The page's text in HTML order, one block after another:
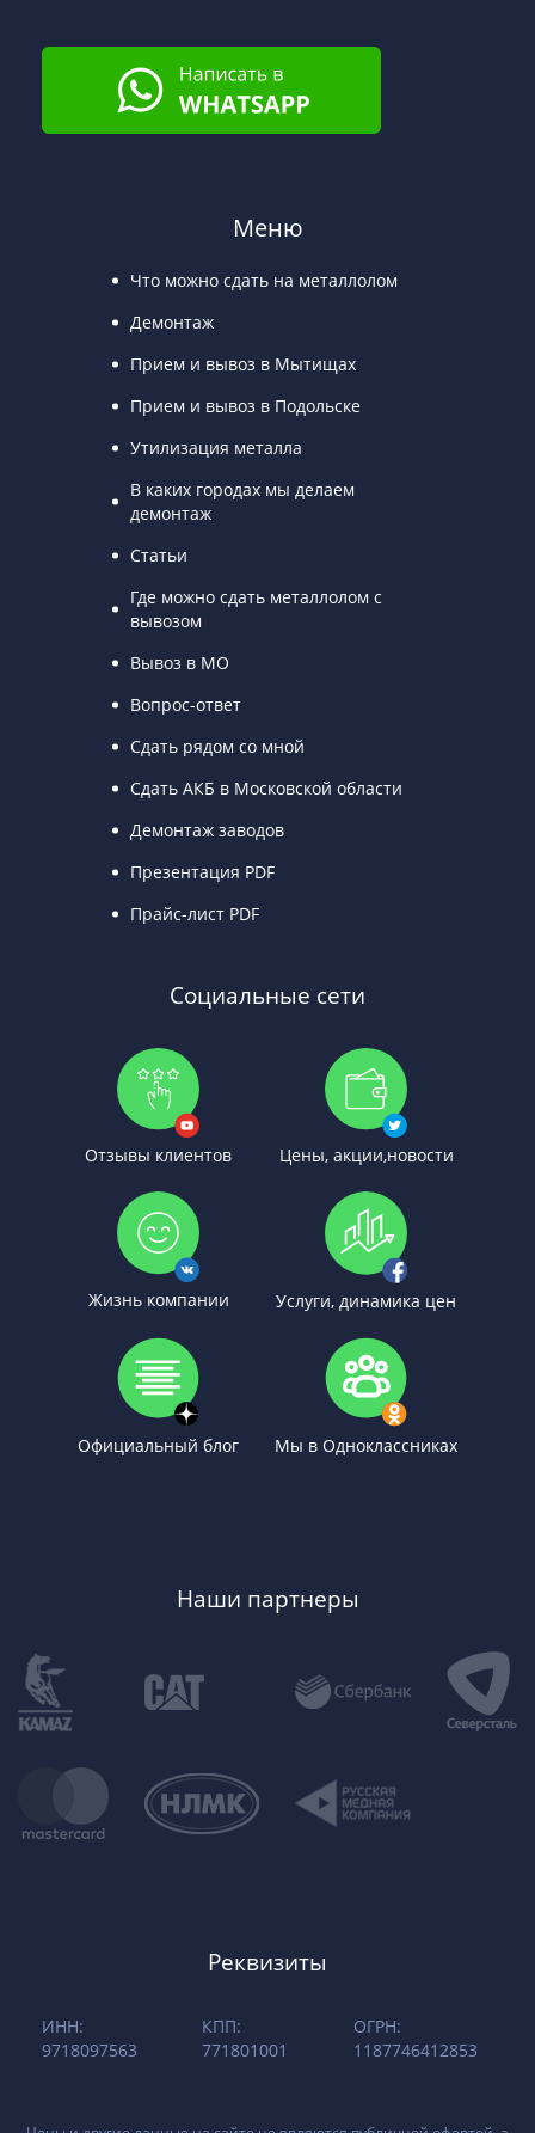
Меню
Что можно сдать на металлолом
Демонтаж
Прием и вывоз в Мытищах
Прием и вывоз в Подольске
Утилизация металла
В каких городах мы делаем
демонтаж
Статьи
Где можно сдать металлолом с
вывозом
Вывоз в МО
Вопрос-ответ
Сдать рядом со мной
Сдать АКБ в Московской области
Демонтаж заводов
Презентация PDF
Прайс-лист PDF
Социальные сети
Отзывы клиентов Цены, акции,новости
Жизнь компании Услуги, динамика цен
Официальный блог Мы в Одноклассниках
Наши партнеры
Реквизиты
ИНН:
9718097563
КПП:
771801001
ОГРН:
1187746412853